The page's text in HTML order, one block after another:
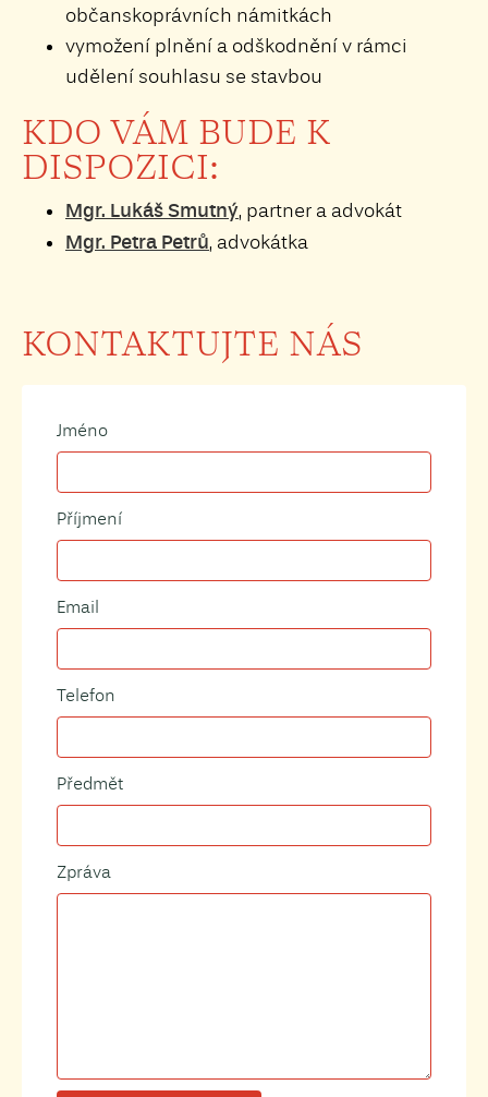
občanskoprávních námitkách
vymožení plnění a odškodnění v rámci
udělení souhlasu se stavbou
KDO VÁM BUDE K
DISPOZICI:
Mgr. Lukáš Smutný, partner a advokát
Mgr. Petra Petrů, advokátka
KONTAKTUJTE NÁS
Jméno
Příjmení
Email
Telefon
Předmět
Zpráva